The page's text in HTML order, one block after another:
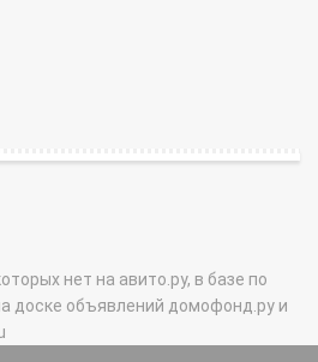
нет на авито.ру, в базе по
доске объявлений домофонд.ру и